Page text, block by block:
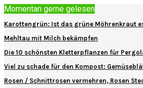
Momentan gerne gelesen
Karottengrün: Ist das grüne Möhrenkraut
Mehltau mit Milch bekämpfen
Die 10 schönsten Kletterpflanzen für
Viel zu schade für den Kompost:
Rosen / Schnittrosen vermehren, Rosen